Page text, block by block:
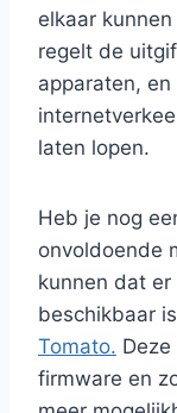
elkaar
regelt de
apparaten,
laten lopen.
Heb je nog
onvoldoende
kunnen dat
beschikbaar
Tomato.
firmware en